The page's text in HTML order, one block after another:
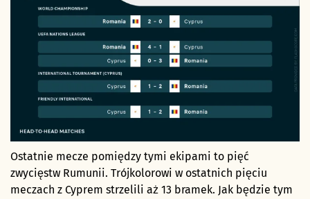
Ostatnie mecze pomiędzy tymi ekipami to pięć
zwycięstw Rumunii. Trójkolorowi w ostatnich pięciu
meczach z Cyprem strzelili aż 13 bramek. Jak będzie tym